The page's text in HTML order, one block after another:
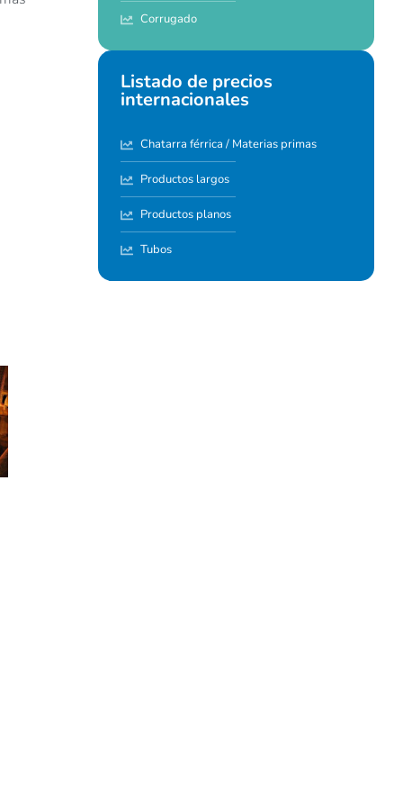
Corrugado
Listado de precios
internacionales
Chatarra férrica / Materias primas
Productos largos
Productos planos
Tubos